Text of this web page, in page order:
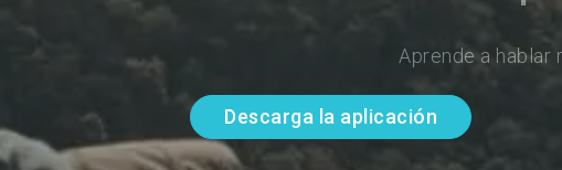
Aprende a hablar
Descarga la aplicación